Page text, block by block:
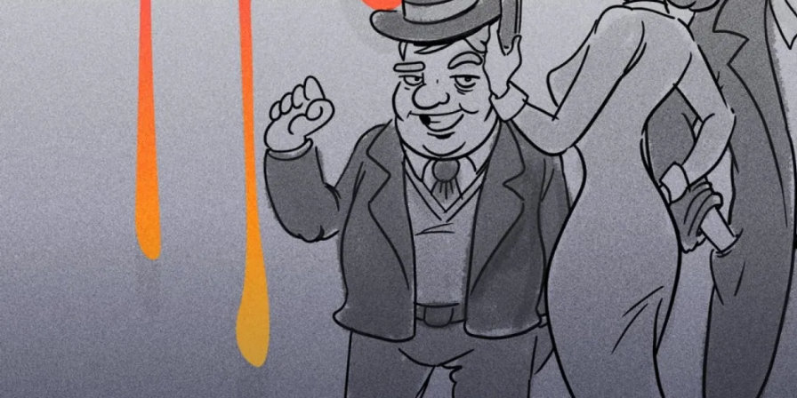
MORDREPORT – DER
Fräulein Styles & das Geld – Nach einem Werk von Agatha Christie